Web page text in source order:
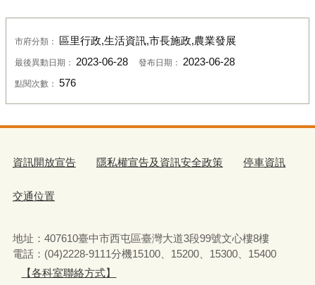
市府分類： 區里行政,生活資訊,市長施政,農業發展
最後異動日期： 2023-06-28 發布日期： 2023-06-28
點閱次數： 576
資訊開放宣告 隱私權宣告及資訊安全政策 停車資訊
交通位置
地址：407610臺中市西屯區臺灣大道3段99號文心樓8樓
電話：(04)2228-9111分機15100、15200、15300、15400
【各科室聯絡方式】